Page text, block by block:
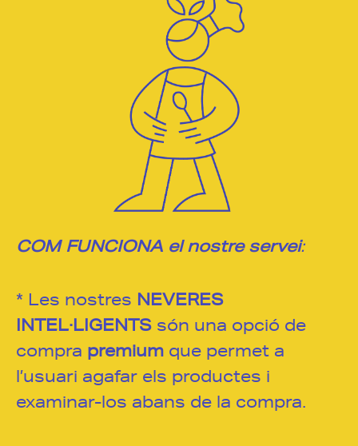
COM FUNCIONA el nostre servei:
* Les nostres NEVERES
INTEL·LIGENTS són una opció de
compra premium que permet a
l’usuari agafar els productes i
examinar-los abans de la compra.